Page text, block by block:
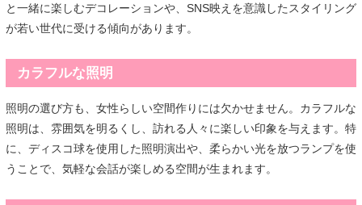
と一緒に楽しむデコレーションや、SNS映えを意識したスタイリング
が若い世代に受ける傾向があります。
カラフルな照明
照明の選び方も、女性らしい空間作りには欠かせません。カラフルな
照明は、雰囲気を明るくし、訪れる人々に楽しい印象を与えます。特
に、ディスコ球を使用した照明演出や、柔らかい光を放つランプを使
うことで、気軽な会話が楽しめる空間が生まれます。